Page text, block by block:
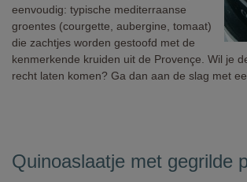
eenvoudig: typische mediterraanse
groentes (courgette, aubergine, tomaat)
die zachtjes worden gestoofd met de
kenmerkende kruiden uit de Provençe. Wil je
recht laten komen? Ga dan aan de slag met
Quinoaslaatje met gegrilde